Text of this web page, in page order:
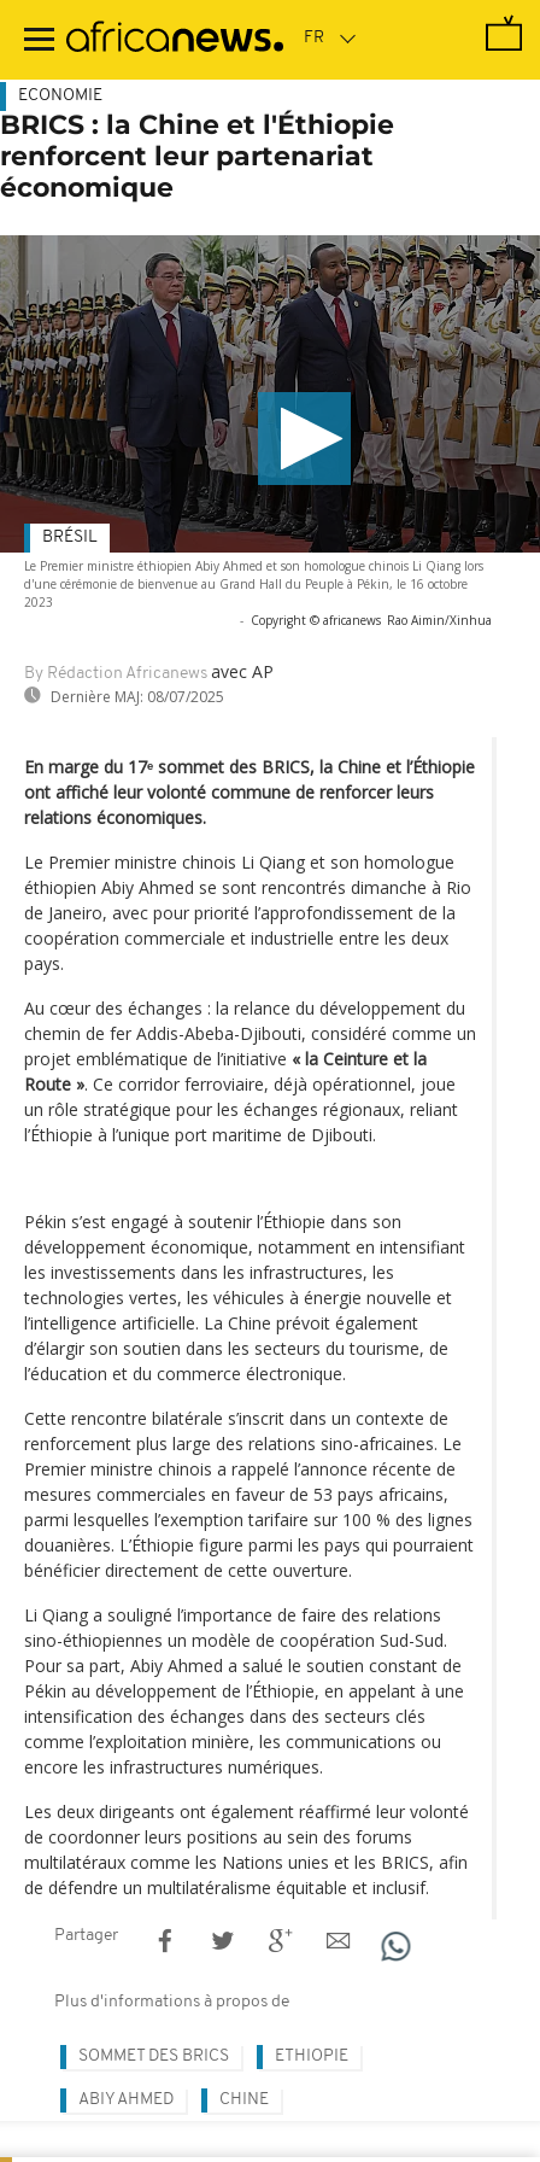
contenu
ECONOMIE
BRICS : la Chine et l'Éthiopie
renforcent leur partenariat
économique
Le Premier ministre éthiopien Abiy Ahmed et son homologue chinois Li Qiang lors
d'une cérémonie de bienvenue au Grand Hall du Peuple à Pékin, le 16 octobre
2023
- Copyright © africanews Rao Aimin/Xinhua
By Rédaction Africanews avec AP
Dernière MAJ: 08/07/2025
BRÉSIL
En marge du 17ᵉ sommet des BRICS, la Chine et l’Éthiopie
ont affiché leur volonté commune de renforcer leurs
relations économiques.
Le Premier ministre chinois Li Qiang et son homologue
éthiopien Abiy Ahmed se sont rencontrés dimanche à Rio
de Janeiro, avec pour priorité l’approfondissement de la
coopération commerciale et industrielle entre les deux
pays.
Au cœur des échanges : la relance du développement du
chemin de fer Addis-Abeba-Djibouti, considéré comme un
projet emblématique de l’initiative « la Ceinture et la
Route ». Ce corridor ferroviaire, déjà opérationnel, joue
un rôle stratégique pour les échanges régionaux, reliant
l’Éthiopie à l’unique port maritime de Djibouti.
Pékin s’est engagé à soutenir l’Éthiopie dans son
développement économique, notamment en intensifiant
les investissements dans les infrastructures, les
technologies vertes, les véhicules à énergie nouvelle et
l’intelligence artificielle. La Chine prévoit également
d’élargir son soutien dans les secteurs du tourisme, de
l’éducation et du commerce électronique.
Cette rencontre bilatérale s’inscrit dans un contexte de
renforcement plus large des relations sino-africaines. Le
Premier ministre chinois a rappelé l’annonce récente de
mesures commerciales en faveur de 53 pays africains,
parmi lesquelles l’exemption tarifaire sur 100 % des lignes
douanières. L’Éthiopie figure parmi les pays qui pourraient
bénéficier directement de cette ouverture.
Li Qiang a souligné l’importance de faire des relations
sino-éthiopiennes un modèle de coopération Sud-Sud.
Pour sa part, Abiy Ahmed a salué le soutien constant de
Pékin au développement de l’Éthiopie, en appelant à une
intensification des échanges dans des secteurs clés
comme l’exploitation minière, les communications ou
encore les infrastructures numériques.
Les deux dirigeants ont également réaffirmé leur volonté
de coordonner leurs positions au sein des forums
multilatéraux comme les Nations unies et les BRICS, afin
de défendre un multilatéralisme équitable et inclusif.
Partager
Plus d'informations à propos de
SOMMET DES BRICS ETHIOPIE
ABIY AHMED CHINE